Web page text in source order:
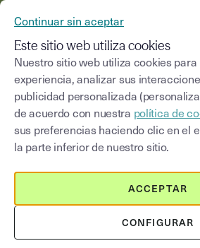
Blog| Sectores de actividad > RRHH
Seleccionar una categoría
Moderniza la
contratos,
documentos de
Continuar sin aceptar
Este sitio web utiliza cookies
Nuestro sitio web utiliza cookies
experiencia, analizar sus
publicidad personalizada
de acuerdo con nuestra política de
sus preferencias haciendo clic en el
la parte inferior de nuestro sitio.
CONFIGURAR
ACCEPTAR